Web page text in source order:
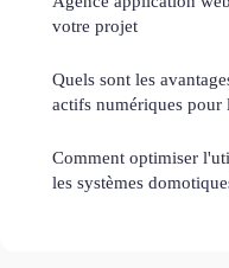
votre projet
Quels sont les
actifs numériques pour
Comment optimiser
les systèmes